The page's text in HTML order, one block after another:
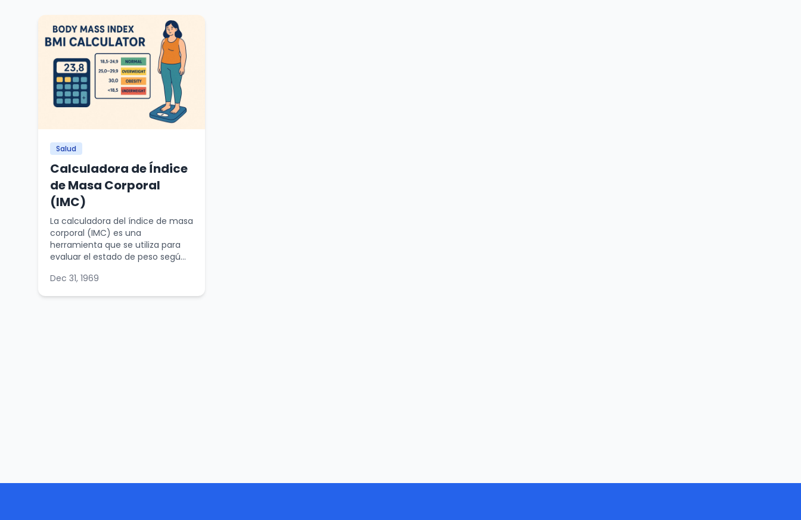
Salud
Calculadora de Índice
de Masa Corporal
(IMC)
La calculadora del índice de masa
corporal (IMC) es una
herramienta que se utiliza para
evaluar el estado de peso segú...
Dec 31, 1969